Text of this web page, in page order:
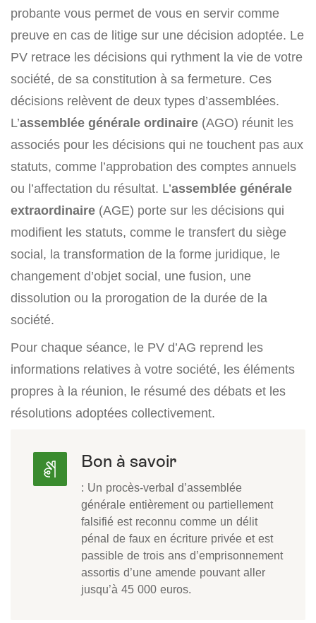
probante vous permet de vous en servir comme
preuve en cas de litige sur une décision adoptée. Le
PV retrace les décisions qui rythment la vie de votre
société, de sa constitution à sa fermeture. Ces
décisions relèvent de deux types d’assemblées.
L’assemblée générale ordinaire (AGO) réunit les
associés pour les décisions qui ne touchent pas aux
statuts, comme l’approbation des comptes annuels
ou l’affectation du résultat. L’assemblée générale
extraordinaire (AGE) porte sur les décisions qui
modifient les statuts, comme le transfert du siège
social, la transformation de la forme juridique, le
changement d’objet social, une fusion, une
dissolution ou la prorogation de la durée de la
société.
Pour chaque séance, le PV d’AG reprend les
informations relatives à votre société, les éléments
propres à la réunion, le résumé des débats et les
résolutions adoptées collectivement.
Bon à savoir
: Un procès-verbal d’assemblée
générale entièrement ou partiellement
falsifié est reconnu comme un délit
pénal de faux en écriture privée et est
passible de trois ans d’emprisonnement
assortis d’une amende pouvant aller
jusqu’à 45 000 euros.